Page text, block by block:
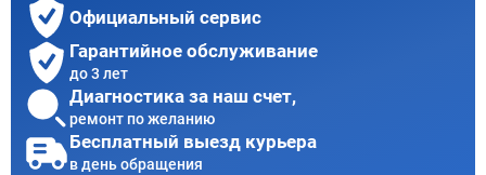
Официальный сервис
Гарантийное обслуживание
до 3 лет
Диагностика за наш счет,
ремонт по желанию
Бесплатный выезд курьера
в день обращения